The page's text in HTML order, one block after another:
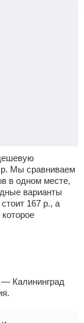
р. Мы сравниваем
в одном месте,
варианты
167 р., а
которое
— Калининград